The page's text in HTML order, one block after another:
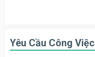
Yêu Cầu Công Việc